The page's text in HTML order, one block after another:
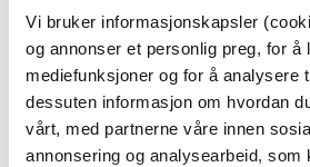
Vi bruker informasjonskapsler
og annonser et personlig preg, for å
mediefunksjoner og for å analysere
dessuten informasjon om hvordan
vårt, med partnerne våre innen
annonsering og analysearbeid, som
40X70CM
299,00
KJØP